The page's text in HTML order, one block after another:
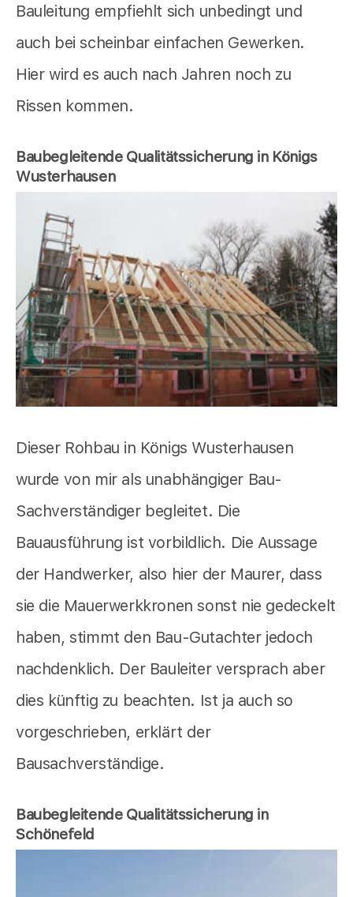
Bauleitung empfiehlt sich unbedingt und
auch bei scheinbar einfachen Gewerken.
Hier wird es auch nach Jahren noch zu
Rissen kommen.
Baubegleitende Qualitätssicherung in Königs
Wusterhausen
Dieser Rohbau in Königs Wusterhausen
wurde von mir als unabhängiger Bau-
Sachverständiger begleitet. Die
Bauausführung ist vorbildlich. Die Aussage
der Handwerker, also hier der Maurer, dass
sie die Mauerwerkkronen sonst nie gedeckelt
haben, stimmt den Bau-Gutachter jedoch
nachdenklich. Der Bauleiter versprach aber
dies künftig zu beachten. Ist ja auch so
vorgeschrieben, erklärt der
Bausachverständige.
Baubegleitende Qualitätssicherung in
Schönefeld